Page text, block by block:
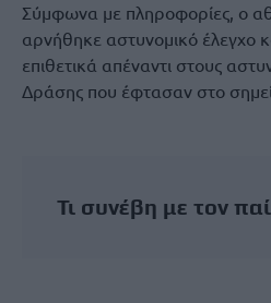
Σύμφωνα με πληροφορίες, ο
αρνήθηκε αστυνομικό έλεγχο
επιθετικά απέναντι στους
Δράσης που έφτασαν στο
Τι συνέβη με τον